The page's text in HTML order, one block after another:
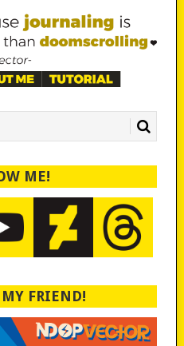
ME!
FRIEND!